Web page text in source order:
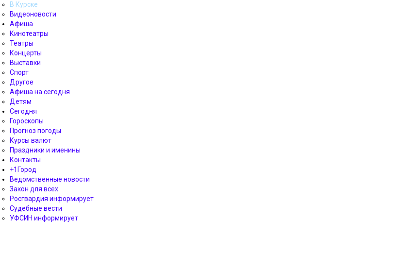
В Курске
Видеоновости
Афиша
Кинотеатры
Театры
Концерты
Выставки
Спорт
Другое
Афиша на сегодня
Детям
Сегодня
Гороскопы
Прогноз погоды
Курсы валют
Праздники и именины
Контакты
+1Город
Ведомственные новости
Закон для всех
Росгвардия информирует
Судебные вести
УФСИН информирует